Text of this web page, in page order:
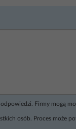
Firmy mogą
osób. Proces może